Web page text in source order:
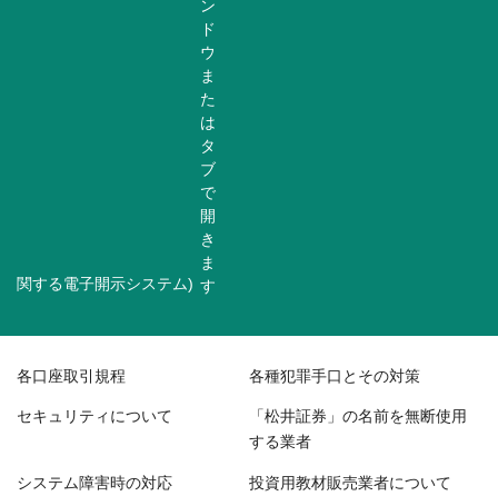
関する電子開示システム)
各口座取引規程 各種犯罪手口とその対策
セキュリティについて 「松井証券」の名前を無断使用
する業者
システム障害時の対応 投資用教材販売業者について